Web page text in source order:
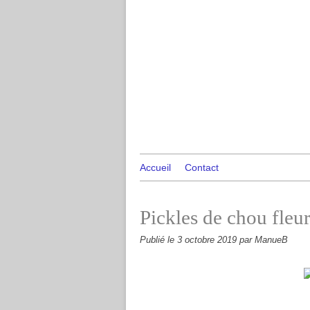
Accueil Contact
Pickles de chou fleur
Publié le 3 octobre 2019 par ManueB